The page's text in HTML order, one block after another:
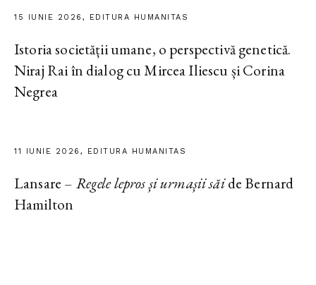
15 IUNIE 2026, EDITURA HUMANITAS
Istoria societății umane, o perspectivă genetică.
Niraj Rai în dialog cu Mircea Iliescu și Corina
Negrea
11 IUNIE 2026, EDITURA HUMANITAS
Lansare – Regele lepros și urmașii săide Bernard
Hamilton